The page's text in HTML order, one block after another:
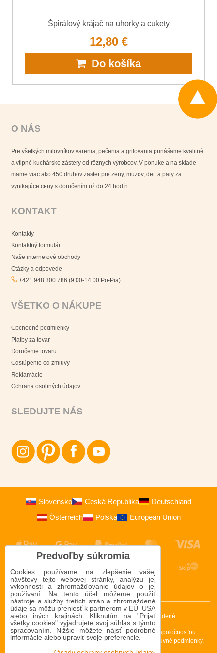
Špirálový krájač na uhorky a cukety
12,80 €
Do košíka
O NÁS
Pre všetkých milovníkov varenia, pečenia a grilovania prinášame kvalitné
a vtipné kuchárske zástery od rôznych výrobcov. V ponuke a na sklade
máme viac ako 450 druhov záster pre ženy, mužov, deti a páry za
vynikajúce ceny s doručením už do 24 hodín.
KONTAKT
Kontakty
Kontaktný formulár
Naše internetové obchody
Otázky a odpovede
+421 948 300 786 (9:00-14:00 Po-Pia)
VŠETKO O NÁKUPE
Obchodné podmienky
Platby za tovar
Doručenie tovaru
Odstúpenie od zmluvy
Reklamácie
Ochrana osobných údajov
SLEDUJTE NÁS
Slovensko Česká Republika
Deutschland
Österreich
Polska European Union
2009-2026 © Bomba s.r.o.Všetky práva vyhradené
Táto stránka je chránená programom reCAPTCHA a spoločnosťou
Google. PlatiaPravidlá ochrany osobných údajov Zmluvné podmienky.
Predvoľby súkromia
Cookies používame na zlepšenie vašej
návštevy tejto webovej stránky, analýzu jej
výkonnosti a zhromažďovanie údajov o jej
používaní. Na tento účel môžeme použiť
nástroje a služby tretích strán a zhromaždené
údaje sa môžu preniesť k partnerom v EÚ, USA
alebo iných krajinách. Kliknutím na "Prijať
všetky cookies" vyjadrujete svoj súhlas s týmto
spracovaním. Nižšie môžete nájsť podrobné
informácie alebo upraviť svoje preferencie.